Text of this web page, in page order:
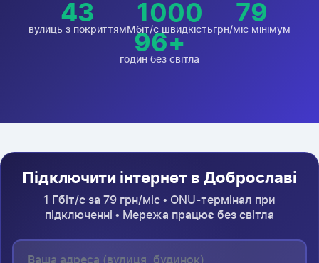
43
вулиць з покриттям
1000
Мбіт/с швидкість
79
грн/міс мінімум
96+
годин без світла
Підключити інтернет в Доброславі
1 Гбіт/с за 79 грн/міс • ONU-термінал при
підключенні • Мережа працює без світла